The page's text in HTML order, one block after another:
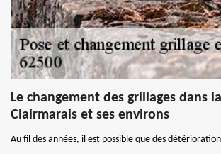
Le changement des grillages dans
Clairmarais et ses environs
Au fil des années, il est possible que des